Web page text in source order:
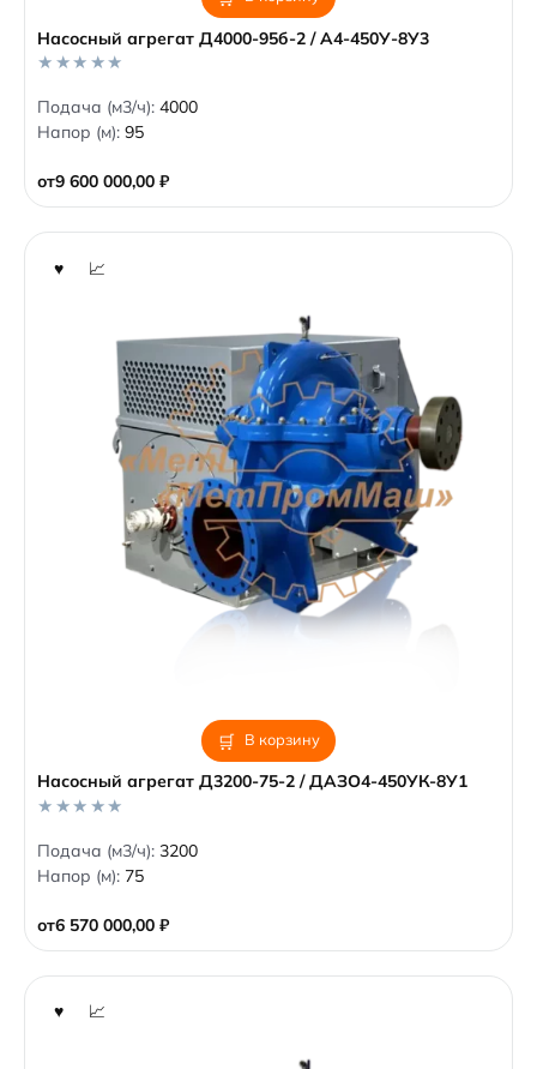
Насосный агрегат Д4000-95б-2 / А4-450У-8У3
от9 600 000,00 ₽
0
o
u
f
5
Подача (м3/ч): 4000
Напор (м): 95
В корзину
Насосный агрегат Д3200-75-2 / ДАЗО4-450УК-8У1
от6 570 000,00 ₽
0
o
u
f
5
Подача (м3/ч): 3200
Напор (м): 75